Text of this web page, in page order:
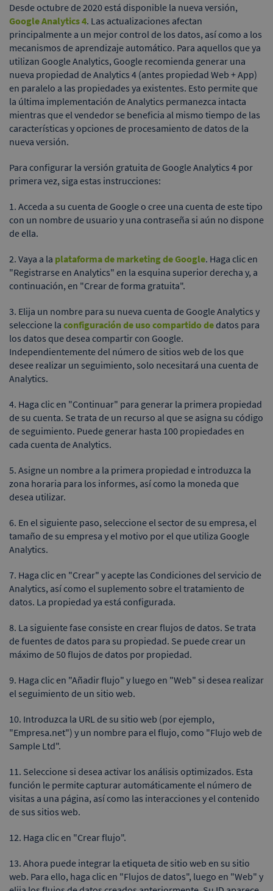
Desde octubre de 2020 está disponible la nueva versión,
Google Analytics 4. Las actualizaciones afectan
principalmente a un mejor control de los datos, así como a los
mecanismos de aprendizaje automático. Para aquellos que ya
utilizan Google Analytics, Google recomienda generar una
nueva propiedad de Analytics 4 (antes propiedad Web + App)
en paralelo a las propiedades ya existentes. Esto permite que
la última implementación de Analytics permanezca intacta
mientras que el vendedor se beneficia al mismo tiempo de las
características y opciones de procesamiento de datos de la
nueva versión.
Para configurar la versión gratuita de Google Analytics 4 por
primera vez, siga estas instrucciones:
1. Acceda a su cuenta de Google o cree una cuenta de este tipo
con un nombre de usuario y una contraseña si aún no dispone
de ella.
2. Vaya a la plataforma de marketing de Google. Haga clic en
"Registrarse en Analytics" en la esquina superior derecha y, a
continuación, en "Crear de forma gratuita".
3. Elija un nombre para su nueva cuenta de Google Analytics y
seleccione la configuración de uso compartido dedatos para
los datos que desea compartir con Google.
Independientemente del número de sitios web de los que
desee realizar un seguimiento, solo necesitará una cuenta de
Analytics.
4. Haga clic en "Continuar" para generar la primera propiedad
de su cuenta. Se trata de un recurso al que se asigna su código
de seguimiento. Puede generar hasta 100 propiedades en
cada cuenta de Analytics.
5. Asigne un nombre a la primera propiedad e introduzca la
zona horaria para los informes, así como la moneda que
desea utilizar.
6. En el siguiente paso, seleccione el sector de su empresa, el
tamaño de su empresa y el motivo por el que utiliza Google
Analytics.
7. Haga clic en "Crear" y acepte las Condiciones del servicio de
Analytics, así como el suplemento sobre el tratamiento de
datos. La propiedad ya está configurada.
8. La siguiente fase consiste en crear flujos de datos. Se trata
de fuentes de datos para su propiedad. Se puede crear un
máximo de 50 flujos de datos por propiedad.
9. Haga clic en "Añadir flujo" y luego en "Web" si desea realizar
el seguimiento de un sitio web.
10. Introduzca la URL de su sitio web (por ejemplo,
"Empresa.net") y un nombre para el flujo, como "Flujo web de
Sample Ltd".
11. Seleccione si desea activar los análisis optimizados. Esta
función le permite capturar automáticamente el número de
visitas a una página, así como las interacciones y el contenido
de sus sitios web.
12. Haga clic en "Crear flujo".
13. Ahora puede integrar la etiqueta de sitio web en su sitio
web. Para ello, haga clic en "Flujos de datos", luego en "Web" y